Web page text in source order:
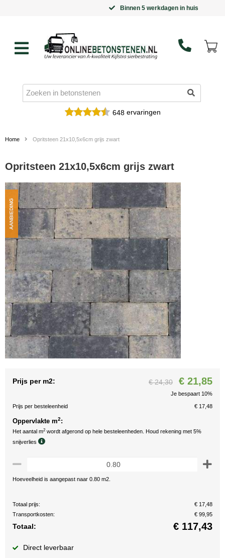
Binnen 5 werkdagen in huis
648ervaringen
Home Opritsteen 21x10,5x6cm grijs zwart
Opritsteen 21x10,5x6cm grijs zwart
AANBIEDING
Prijs per m2: € 24,30 € 21,85
Je bespaart 10%
Prijs per besteleenheid € 17,48
Oppervlakte m2:
Het aantal m2 wordt afgerond op hele besteleenheden. Houd rekening met 5%
snijverlies
Hoeveelheid is aangepast naar 0.80 m2.
Totaal prijs:
€ 17,48
Transportkosten:
€ 99,95
Totaal: € 117,43
Direct leverbaar